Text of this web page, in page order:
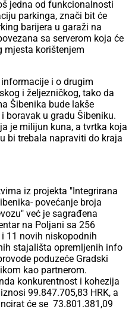
jedna od funkcionalnosti
parkinga, znači bit će
barijera u garaži na
sa serverom koja će
mjesta korištenjem
i o drugim
i željezničkog, tako da
Šibenika bude lakše
boravak u gradu Šibeniku.
je milijun kuna, a tvrtka koja
bi trebala napraviti do kraja
iz projekta "Integrirana
povećanje broja
već je sagrađena
na Poljani sa 256
11 novih niskopodnih
stajališta opremljenih info
poduzeće Gradski
kao partnerom.
konkurentnost i kohezija
99.847.705,83 HRK, a
će se 73.801.381,09